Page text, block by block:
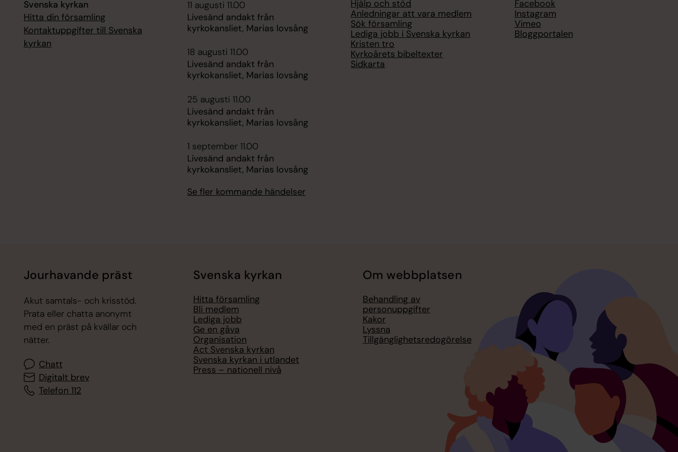
Svenska kyrkan
Hitta din församling
Kontaktuppgifter till Svenska
kyrkan
11 augusti 11.00
Livesänd andakt från
kyrkokansliet, Marias lovsång
18 augusti 11.00
Livesänd andakt från
kyrkokansliet, Marias lovsång
25 augusti 11.00
Livesänd andakt från
kyrkokansliet, Marias lovsång
1 september 11.00
Livesänd andakt från
kyrkokansliet, Marias lovsång
Se fler kommande händelser
Hjälp och stöd
Anledningar att vara medlem
Sök församling
Lediga jobb i Svenska kyrkan
Kristen tro
Kyrkoårets bibeltexter
Sidkarta
Facebook
Instagram
Vimeo
Bloggportalen
Jourhavande präst
Akut samtals- och krisstöd.
Prata eller chatta anonymt
med en präst på kvällar och
nätter.
Chatt
Digitalt brev
Telefon 112
Svenska kyrkan
Hitta församling
Bli medlem
Lediga jobb
Ge en gåva
Organisation
Act Svenska kyrkan
Svenska kyrkan i utlandet
Press – nationell nivå
Om webbplatsen
Behandling av
personuppgifter
Kakor
Lyssna
Tillgänglighetsredogörelse